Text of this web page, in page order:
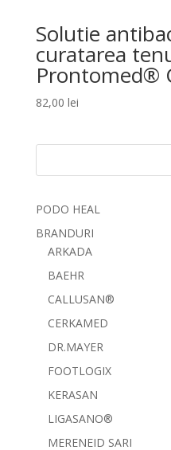
Solutie
curatarea
Prontomed®
82,00 lei
PODO HEAL
BRANDURI
ARKADA
BAEHR
CALLUSAN®
CERKAMED
DR.MAYER
FOOTLOGIX
KERASAN
LIGASANO®
MERENEID SARI